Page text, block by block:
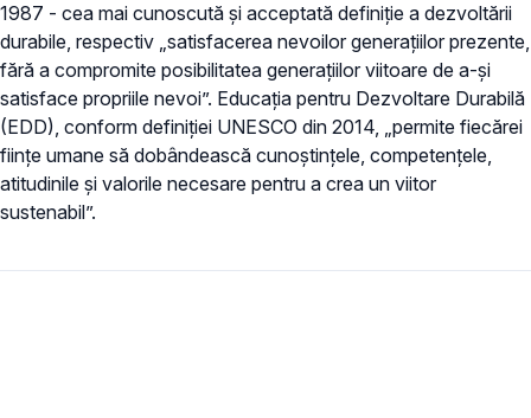
1987 - cea mai cunoscută și acceptată definiție a dezvoltării
durabile, respectiv „satisfacerea nevoilor generațiilor prezente,
fără a compromite posibilitatea generațiilor viitoare de a-şi
satisface propriile nevoi”. Educația pentru Dezvoltare Durabilă
(EDD), conform definiției UNESCO din 2014, „permite fiecărei
ființe umane să dobândească cunoștințele, competențele,
atitudinile și valorile necesare pentru a crea un viitor
sustenabil”.